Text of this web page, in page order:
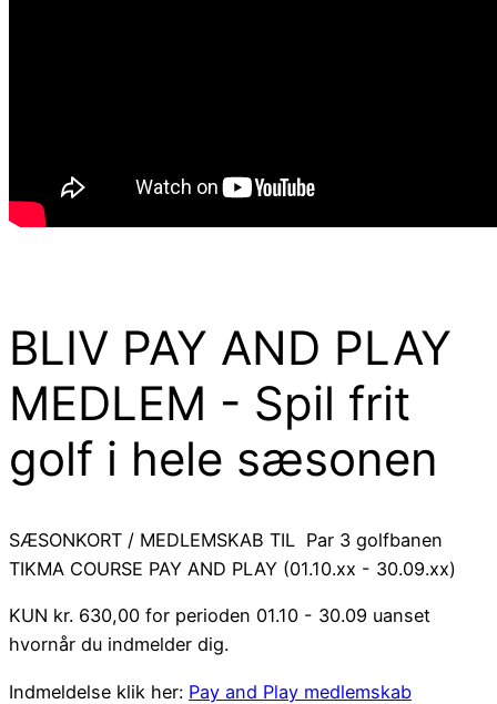
BLIV PAY AND PLAY
MEDLEM - Spil frit
golf i hele sæsonen
SÆSONKORT / MEDLEMSKAB TIL Par 3 golfbanen
TIKMA COURSE PAY AND PLAY (01.10.xx - 30.09.xx)
KUN kr. 630,00 for perioden 01.10 - 30.09 uanset
hvornår du indmelder dig.
Indmeldelse klik her: Pay and Play medlemskab